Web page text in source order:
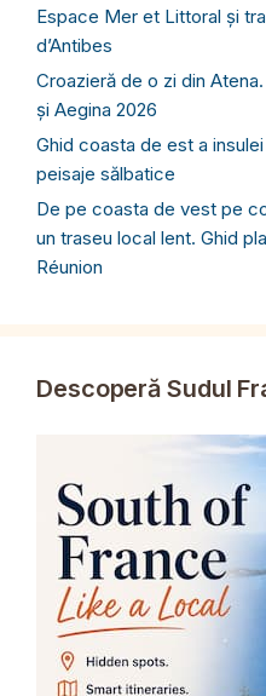
Espace Mer et Littoral și
d’Antibes
Croazieră de o zi din
și Aegina 2026
Ghid coasta de est a
peisaje sălbatice
De pe coasta de vest pe
un traseu local lent. Ghid
Réunion
Descoperă Sudul